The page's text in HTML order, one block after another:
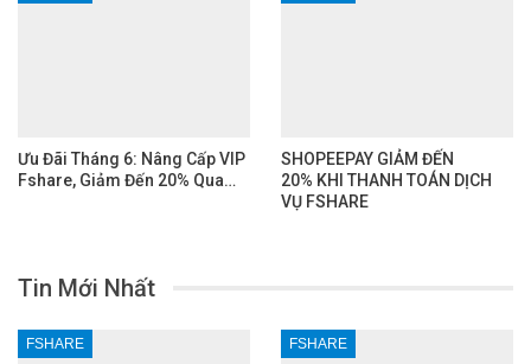
Ưu Đãi Tháng 6: Nâng Cấp VIP
Fshare, Giảm Đến 20% Qua…
SHOPEEPAY GIẢM ĐẾN
20% KHI THANH TOÁN DỊCH
VỤ FSHARE
Tin Mới Nhất
FSHARE FSHARE